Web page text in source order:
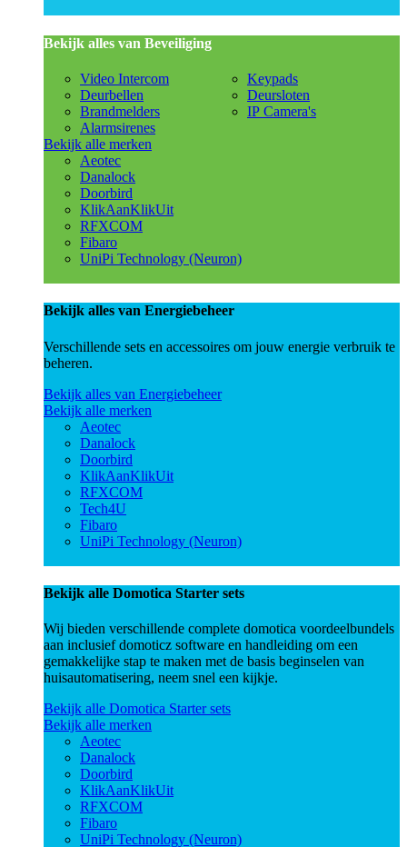
Bekijk alles van Beveiliging
Video Intercom
Deurbellen
Brandmelders
Alarmsirenes
Keypads
Deursloten
IP Camera's
Bekijk alle merken
Aeotec
Danalock
Doorbird
KlikAanKlikUit
RFXCOM
Fibaro
UniPi Technology (Neuron)
Bekijk alles van Energiebeheer
Verschillende sets en accessoires om jouw energie verbruik te
beheren.
Bekijk alles van Energiebeheer
Bekijk alle merken
Aeotec
Danalock
Doorbird
KlikAanKlikUit
RFXCOM
Tech4U
Fibaro
UniPi Technology (Neuron)
Bekijk alle Domotica Starter sets
Wij bieden verschillende complete domotica voordeelbundels
aan inclusief domoticz software en handleiding om een
gemakkelijke stap te maken met de basis beginselen van
huisautomatisering, neem snel een kijkje.
Bekijk alle Domotica Starter sets
Bekijk alle merken
Aeotec
Danalock
Doorbird
KlikAanKlikUit
RFXCOM
Fibaro
UniPi Technology (Neuron)